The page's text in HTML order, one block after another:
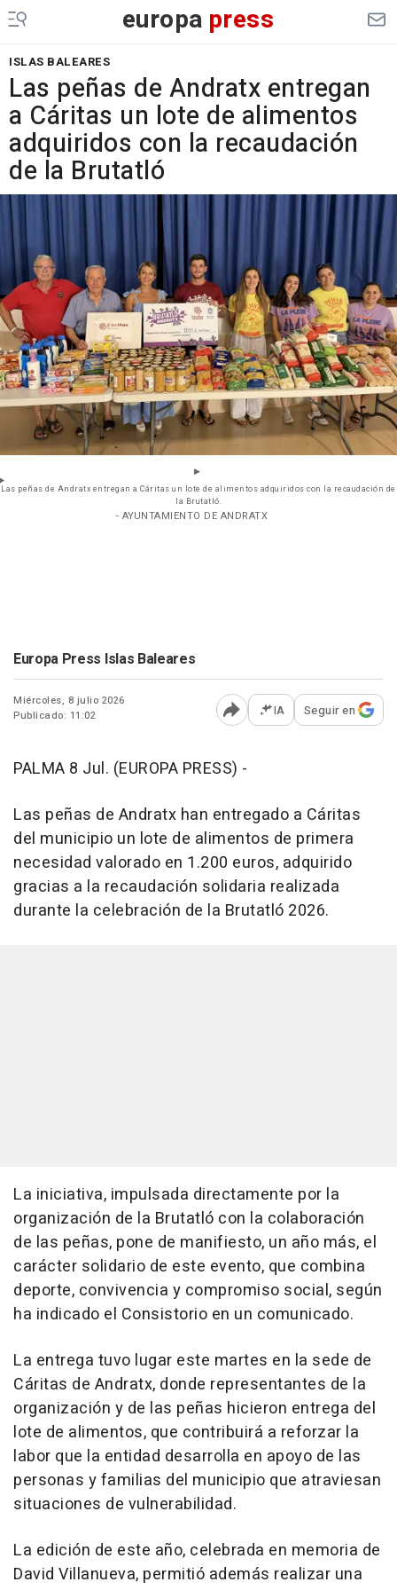
europa press
ISLAS BALEARES
Las peñas de Andratx entregan
a Cáritas un lote de alimentos
adquiridos con la recaudación
de la Brutatló
Las peñas de Andratx entregan a Cáritas un lote de alimentos adquiridos con la recaudación de
la Brutatló.
- AYUNTAMIENTO DE ANDRATX
Europa Press Islas Baleares
Miércoles, 8 julio 2026
Publicado: 11:02
Abrir opciones para
IA Seguir en
PALMA 8 Jul. (EUROPA PRESS) -
Las peñas de Andratx han entregado a Cáritas
del municipio un lote de alimentos de primera
necesidad valorado en 1.200 euros, adquirido
gracias a la recaudación solidaria realizada
durante la celebración de la Brutatló 2026.
La iniciativa, impulsada directamente por la
organización de la Brutatló con la colaboración
de las peñas, pone de manifiesto, un año más, el
carácter solidario de este evento, que combina
deporte, convivencia y compromiso social, según
ha indicado el Consistorio en un comunicado.
La entrega tuvo lugar este martes en la sede de
Cáritas de Andratx, donde representantes de la
organización y de las peñas hicieron entrega del
lote de alimentos, que contribuirá a reforzar la
labor que la entidad desarrolla en apoyo de las
personas y familias del municipio que atraviesan
situaciones de vulnerabilidad.
La edición de este año, celebrada en memoria de
David Villanueva, permitió además realizar una